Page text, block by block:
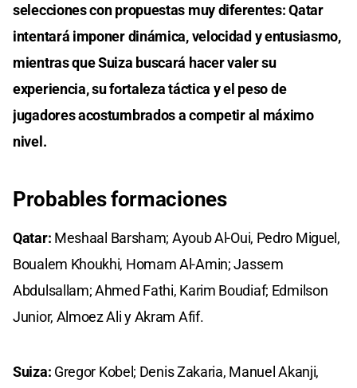
selecciones con propuestas muy diferentes: Qatar
intentará imponer dinámica, velocidad y entusiasmo,
mientras que Suiza buscará hacer valer su
experiencia, su fortaleza táctica y el peso de
jugadores acostumbrados a competir al máximo
nivel.
Probables formaciones
Qatar: Meshaal Barsham; Ayoub Al-Oui, Pedro Miguel,
Boualem Khoukhi, Homam Al-Amin; Jassem
Abdulsallam; Ahmed Fathi, Karim Boudiaf; Edmilson
Junior, Almoez Ali y Akram Afif.
Suiza: Gregor Kobel; Denis Zakaria, Manuel Akanji,